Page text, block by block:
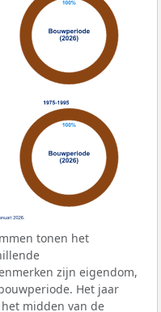
tonen het
zijn eigendom,
Het jaar
midden van de